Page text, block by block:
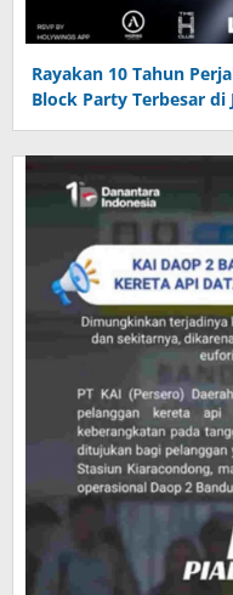
Rayakan 10 Tahun
Block Party Terbesar di